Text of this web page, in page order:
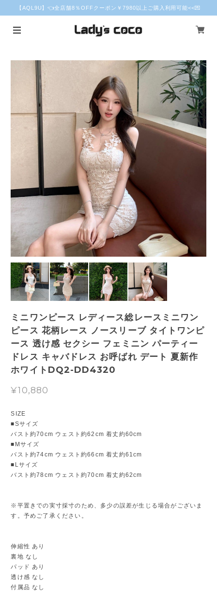
【AQL9U】👈全店舗8％OFFクーポン￥7980以上ご購入利用可能<<💌
ミニワンピース レディース総レースミニワン
ピース 花柄レース ノースリーブ タイトワンピ
ース 透け感 セクシー フェミニン パーティー
ドレス キャバドレス お呼ばれ デート 夏新作
ホワイトDQ2-DD4320
¥10,880
SIZE
■Sサイズ
バスト約70cm ウェスト約62cm 着丈約60cm
■Mサイズ
バスト約74cm ウェスト約66cm 着丈約61cm
■Lサイズ
バスト約78cm ウェスト約70cm 着丈約62cm
※平置きでの実寸採寸のため、多少の誤差が生じる場合がございま
す。予めご了承ください。
伸縮性 あり
裏地 なし
パッド あり
透け感 なし
付属品 なし